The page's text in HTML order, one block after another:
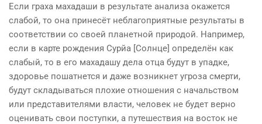
Если граха махадаши в результате анализа ока­жется
слабой, то она принесёт неблагоприятные результаты в
соответствии со своей планетной природой. Например,
если в карте рождения Сyрйа [Солнце] определён как
слабый, то в его махадашу дела отца будут в упадке,
здоровье пошатнется и даже возникнет угроза смерти,
будут склады­ваться плохие отношения с начальством
или представителя­ми власти, человек не будет верно
оценивать свои поступки, а путешествия на восток не